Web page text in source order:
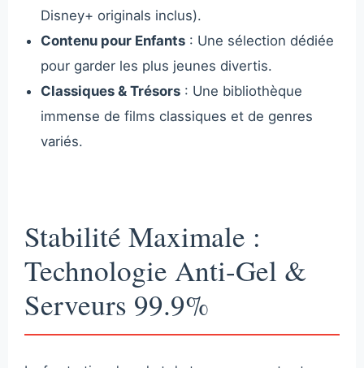
Disney+ originals inclus).
Contenu pour Enfants : Une sélection dédiée
pour garder les plus jeunes divertis.
Classiques & Trésors : Une bibliothèque
immense de films classiques et de genres
variés.
Stabilité Maximale :
Technologie Anti-Gel &
Serveurs 99.9%